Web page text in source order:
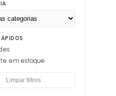
em estoque
Limpar filtros